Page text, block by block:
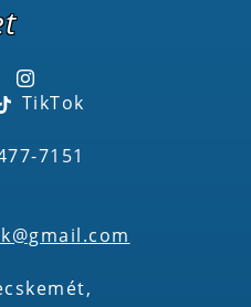
TikTok
7151